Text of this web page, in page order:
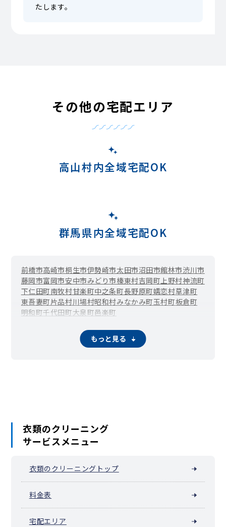
たします。
その他の宅配エリア
高山村内全域宅配OK
群馬県内全域宅配OK
前橋市高崎市桐生市伊勢崎市太田市沼田市館林市渋川市
藤岡市富岡市安中市みどり市榛東村吉岡町上野村神流町
下仁田町南牧村甘楽町中之条町長野原町嬬恋村草津町
東吾妻町片品村川場村昭和村みなかみ町玉村町板倉町
明和町千代田町大泉町邑楽町
もっと見る
衣類のクリーニング
サービスメニュー
衣類のクリーニングトップ
料金表
宅配エリア